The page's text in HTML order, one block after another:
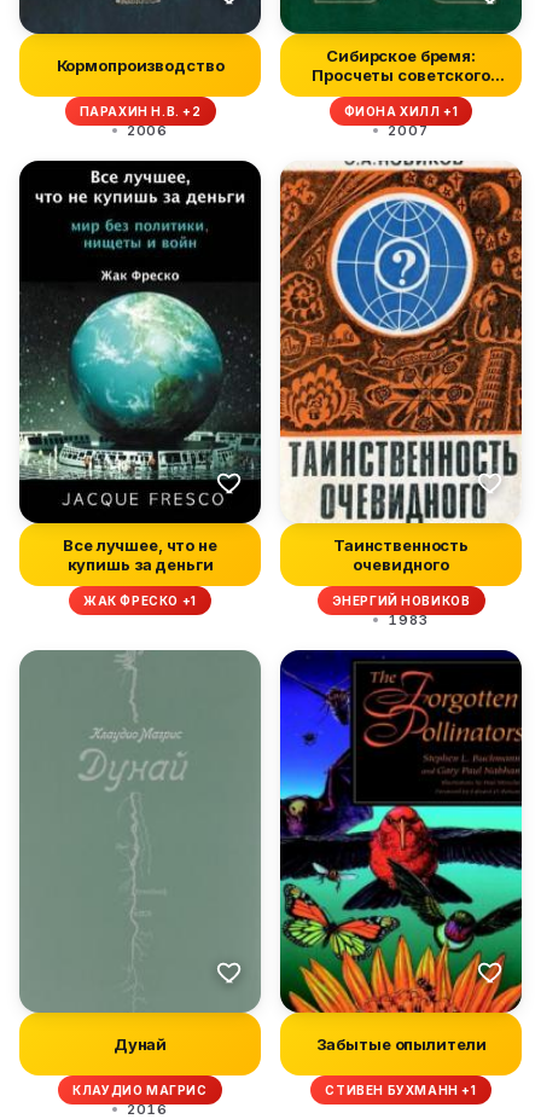
Кормопроизводство
ПАРАХИН Н.В. +2
2006
Сибирское бремя:
Просчеты советского
планирования...
ФИОНА ХИЛЛ +1
2007
Все лучшее, что не
купишь за деньги
ЖАК ФРЕСКО +1
Таинственность
очевидного
ЭНЕРГИЙ НОВИКОВ
1983
Дунай
КЛАУДИО МАГРИС
2016
Забытые опылители
СТИВЕН БУХМАНН +1